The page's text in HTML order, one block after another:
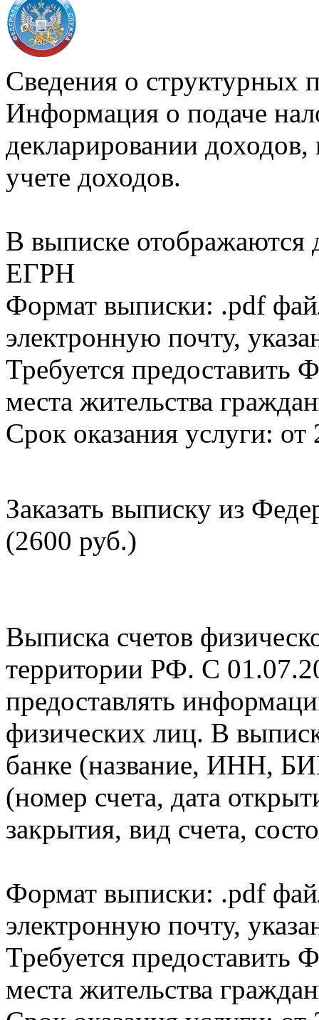
Сведения о структурных
Информация о подаче
декларировании доходов,
учете доходов.
В выписке
ЕГРН
Формат выписки: .pdf
электронную почту,
Требуется
места жительства
Срок оказания услуги: от
Заказать выписку из
(2600 руб.)
Выписка счетов
территории РФ. С
предоставлять
физических лиц. В
банке (название, ИНН,
(номер счета, дата
закрытия, вид счета,
Формат выписки: .pdf
электронную почту,
Требуется
места жительства